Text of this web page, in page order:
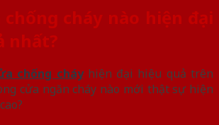
chống cháy nào hiện đại
nhất?
chống cháyhiện đại hiệu quả trên
cửa ngăn cháy nào mới thật sự hiện